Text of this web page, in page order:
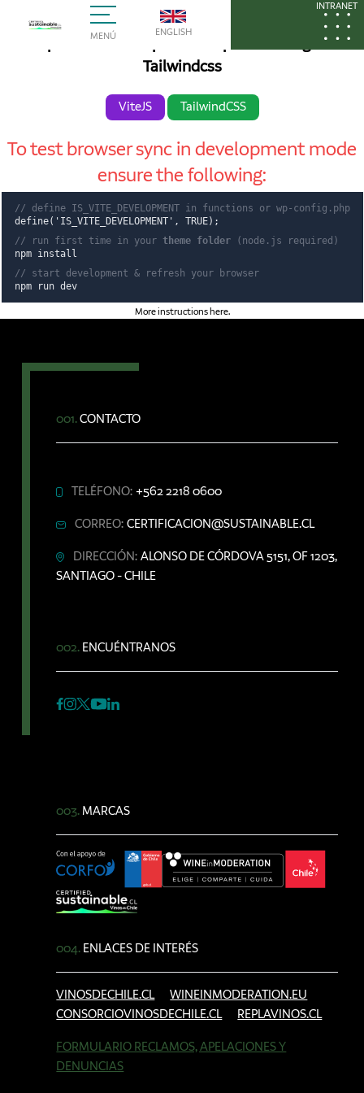
MENÚ ENGLISH
INTRANET
Hello World!
Wordpress Theme rapid development using Vite &
Tailwindcss
ViteJS TailwindCSS
To test browser sync in development mode
ensure the following:
// define IS_VITE_DEVELOPMENT in functions or wp-config.php
define('IS_VITE_DEVELOPMENT', TRUE);
// run first time in your theme folder(node.js required)
npm install
// start development & refresh your browser
npm run dev
More instructions here.
001.CONTACTO
TELÉFONO: +562 2218 0600
CORREO: CERTIFICACION@SUSTAINABLE.CL
DIRECCIÓN: ALONSO DE CÓRDOVA 5151, OF 1203,
SANTIAGO - CHILE
002. ENCUÉNTRANOS
003. MARCAS
004. ENLACES DE INTERÉS
VINOSDECHILE.CL
WINEINMODERATION.EU
CONSORCIOVINOSDECHILE.CL
REPLAVINOS.CL
FORMULARIO RECLAMOS, APELACIONES Y
DENUNCIAS